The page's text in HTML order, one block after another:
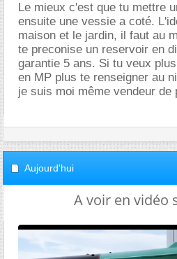
Le mieux c'est que tu mettre
ensuite une vessie a coté.
maison et le jardin, il faut au
te preconise un reservoir en
garantie 5 ans. Si tu veux
en MP plus te renseigner au
je suis moi même vendeur de
Aujourd'hui
A voir en vidéo